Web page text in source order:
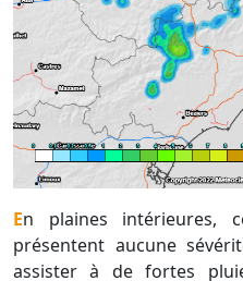
En plaines intérieures, ces averses orageuses ne
présentent aucune
assister à de fortes